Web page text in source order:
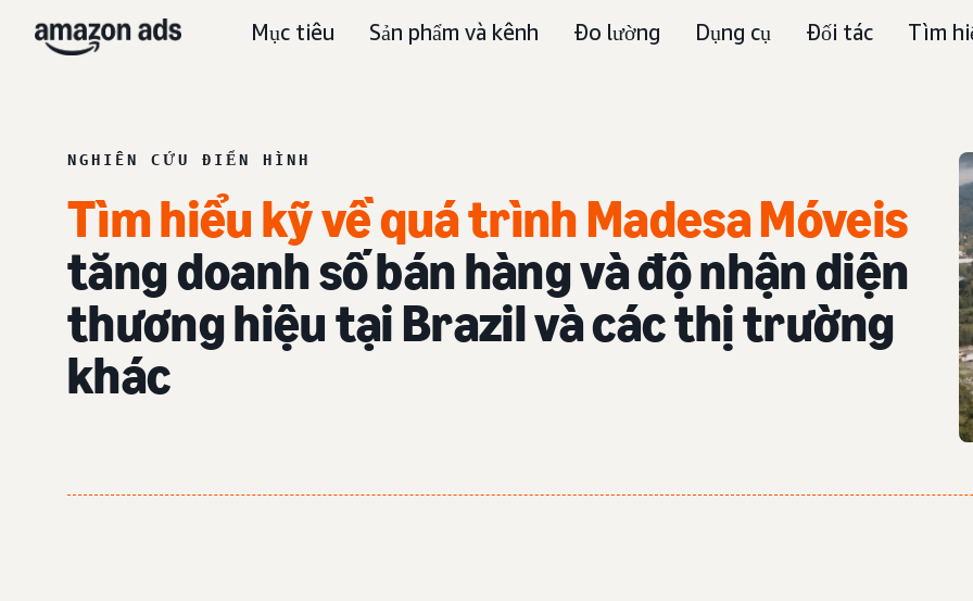
Mục tiêu Sản phẩm và kênh Đo lường Dụng cụ Đối tác Tìm
NGHIÊN CỨU ĐIỂN HÌNH
Tìm hiểu kỹ về quá trình Madesa Móveis
tăng doanh số bán hàng và độ nhận diện
thương hiệu tại Brazil và các thị trường
khác